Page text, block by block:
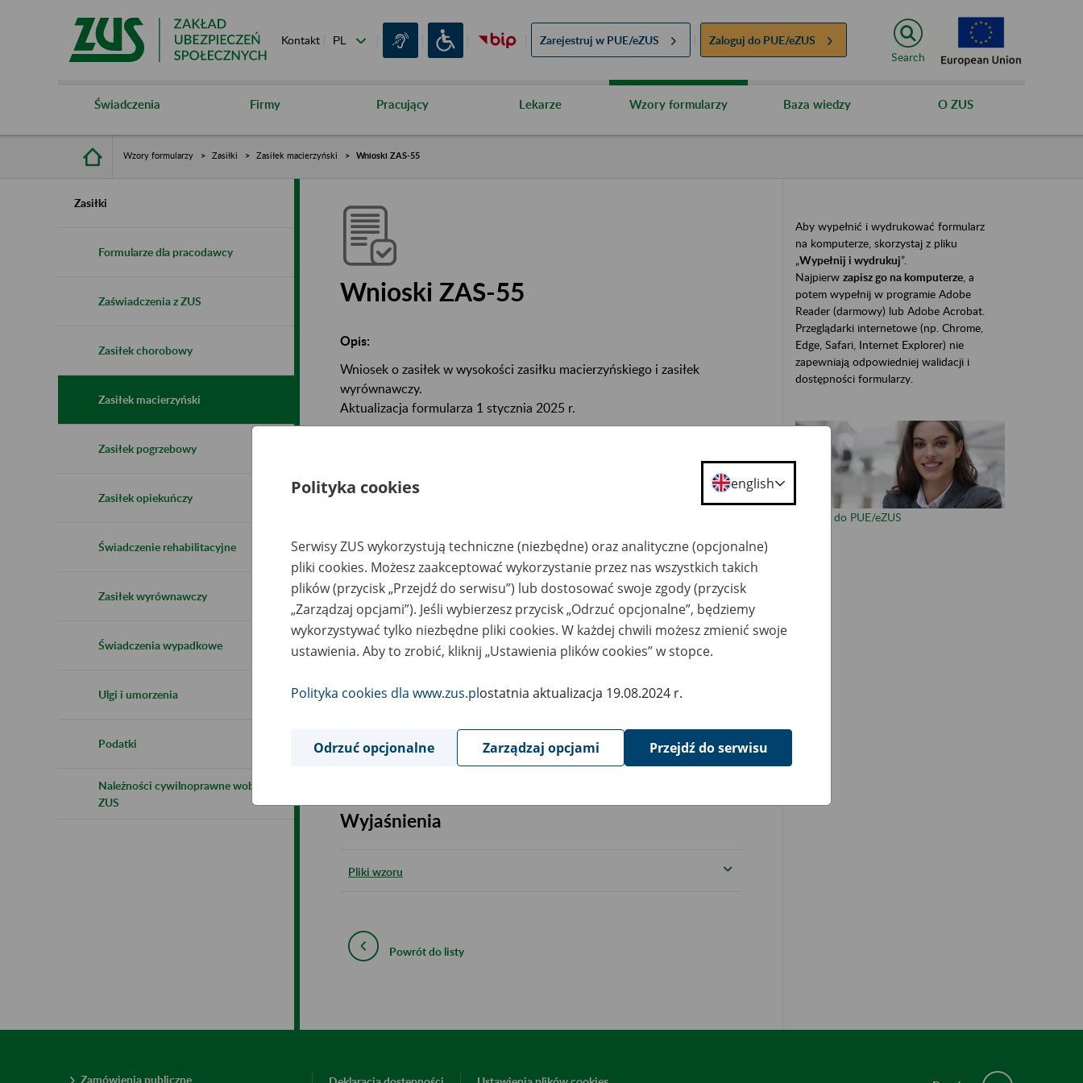
Kontakt Zarejestruj w PUE/eZUS Zaloguj do PUE/eZUS
Search
Świadczenia Firmy Pracujący Lekarze Wzory formularzy Baza wiedzy O ZUS
Wzory formularzy Zasiłki Zasiłek macierzyński Wnioski ZAS-55
Zasiłki
Formularze dla pracodawcy
Zaświadczenia z ZUS
Zasiłek chorobowy
Zasiłek macierzyński
Zasiłek pogrzebowy
Zasiłek opiekuńczy
Świadczenie rehabilitacyjne
Zasiłek wyrównawczy
Świadczenia wypadkowe
Ulgi i umorzenia
Podatki
Należności cywilnoprawne wobec
ZUS
Wnioski ZAS-55
Opis:
Wniosek o zasiłek w wysokości zasiłku macierzyńskiego i zasiłek
wyrównawczy.
Aktualizacja formularza 1 stycznia 2025 r.
, a potem
wypełnij w programie Adobe Reader (darmowy) lub Adobe Acrobat.
Przeglądarki internetowe (np. Chrome, Edge, Safari, Internet Explorer)
Formularz jest też dostępny na eZUS.
Formularz:
Pobierz plik199 kB
Pliki wzoru:
Wyjaśnienia
Pliki wzoru
Powrót do listy
Aby wypełnić i wydrukować formularz
na komputerze, skorzystaj z pliku
„Wypełnij i wydrukuj”.
Najpierw zapisz go na komputerze , a
potem wypełnij w programie Adobe
Reader (darmowy) lub Adobe Acrobat.
Przeglądarki internetowe (np. Chrome,
Edge, Safari, Internet Explorer) nie
zapewniają odpowiedniej walidacji i
dostępności formularzy.
Zaloguj do PUE/eZUS
Zamówienia publiczne
Polityka cookies english
Serwisy ZUS wykorzystują techniczne (niezbędne) oraz analityczne (opcjonalne)
pliki cookies. Możesz zaakceptować wykorzystanie przez nas wszystkich takich
plików (przycisk „Przejdź do serwisu”) lub dostosować swoje zgody (przycisk
„Zarządzaj opcjami”). Jeśli wybierzesz przycisk „Odrzuć opcjonalne”, będziemy
wykorzystywać tylko niezbędne pliki cookies. W każdej chwili możesz zmienić swoje
ustawienia. Aby to zrobić, kliknij „Ustawienia plików cookies” w stopce.
Polityka cookies dla www.zus.plostatnia aktualizacja 19.08.2024 r.
Odrzuć opcjonalne Zarządzaj opcjami Przejdź do serwisu